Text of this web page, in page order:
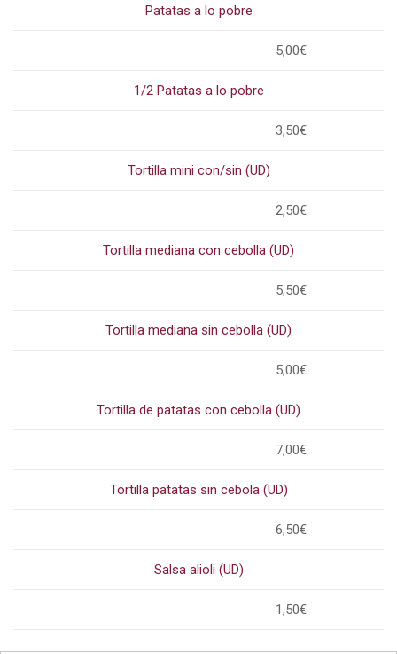
Patatas a lo pobre
5,00€
1/2 Patatas a lo pobre
3,50€
Tortilla mini con/sin (UD)
2,50€
Tortilla mediana con cebolla (UD)
5,50€
Tortilla mediana sin cebolla (UD)
5,00€
Tortilla de patatas con cebolla (UD)
7,00€
Tortilla patatas sin cebola (UD)
6,50€
Salsa alioli (UD)
1,50€